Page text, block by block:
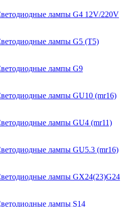
лампы G4 12V/220V
лампы G5 (T5)
лампы G9
лампы GU10 (mr16)
лампы GU4 (mr11)
лампы GU5.3 (mr16)
лампы GX24(23)G24
лампы S14